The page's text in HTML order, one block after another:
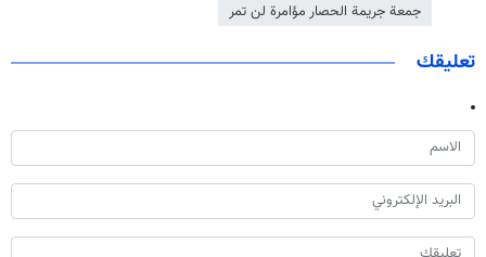
جمعة جريمة الحصار مؤامرة لن تمر
تعليقك